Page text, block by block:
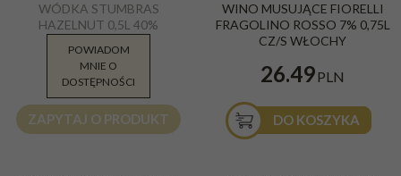
WÓDKA STUMBRAS
HAZELNUT 0,5L 40%
36.90PLN
ZAPYTAJ O PRODUKT
POWIADOM
MNIE O
DOSTĘPNOŚCI
WINO MUSUJĄCE FIORELLI
FRAGOLINO ROSSO 7% 0,75L
CZ/S WŁOCHY
26.49PLN
DO KOSZYKA